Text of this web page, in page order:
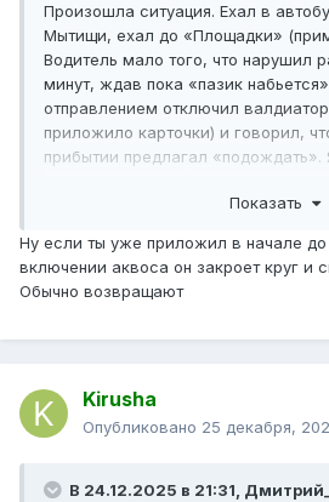
Произошла ситуация. Ехал в
Мытищи, ехал до «Площадки»
Водитель мало того, что нарушил
минут, ждав пока «пазик
отправлением отключил
приложило карточки) и говорил,
прибытии предлагал «подождать».
жалобу писать, в итоге не знаю
Форумчане, подскажите, кто
горячую линию в МТА, будут
Показать
Ну если ты уже приложил в начале до
включении аквоса он закроет круг и
Обычно возвращают
Kirusha
Опубликовано 25 декабря,
В 24.12.2025 в 21:31,